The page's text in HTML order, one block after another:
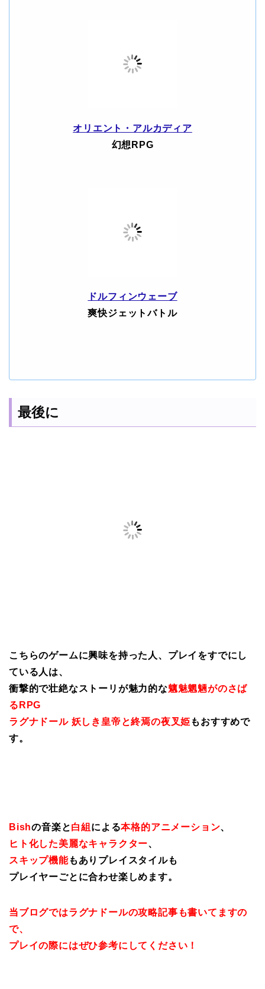
オリエント・アルカディア
幻想RPG
ドルフィンウェーブ
爽快ジェットバトル
最後に
こちらのゲームに興味を持った人、プレイをすでにし
ている人は、
衝撃的で壮絶なストーリが魅力的な魑魅魍魎がのさば
るRPG
ラグナドール 妖しき皇帝と終焉の夜叉姫 もおすすめで
す。
Bishの音楽と白組 による本格的アニメーション、
ヒト化した美麗なキャラクター、
スキップ機能もありプレイスタイルも
プレイヤーごとに合わせ楽しめます。
当ブログではラグナドールの攻略記事も書いてますの
で、
プレイの際にはぜひ参考にしてください！